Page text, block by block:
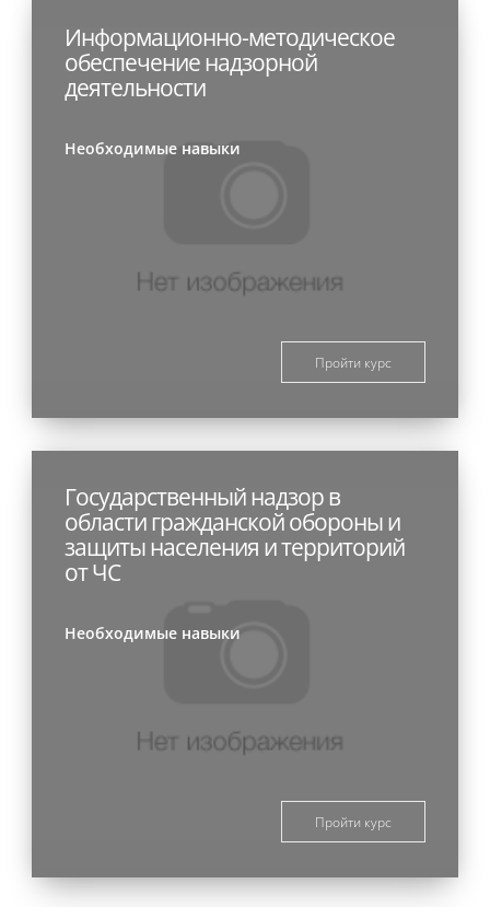
Информационно-методическое
обеспечение надзорной
деятельности
Необходимые навыки
Пройти курс
Государственный надзор в
области гражданской обороны и
защиты населения и территорий
от ЧС
Необходимые навыки
Пройти курс